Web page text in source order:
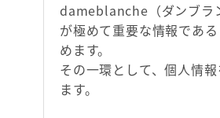
dameblanche（ダンブラ
が極めて重要な情報であ
めます。
その一環として、個人情
ます。